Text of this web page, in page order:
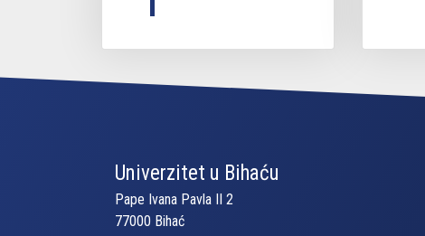
Univerzitet u Bihaću
Pape Ivana Pavla II 2
77000 Bihać